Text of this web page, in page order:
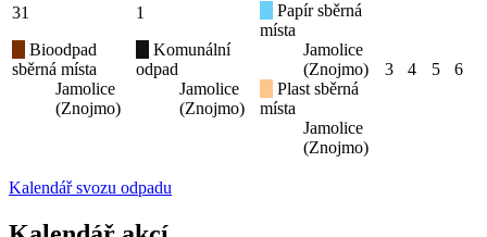
31
Bioodpad
sběrná místa
Jamolice
(Znojmo)
1
Komunální
odpad
Jamolice
(Znojmo)
Papír sběrná
místa
Jamolice
(Znojmo)
Plast sběrná
místa
Jamolice
(Znojmo)
3 4 5 6
Kalendář svozu odpadu